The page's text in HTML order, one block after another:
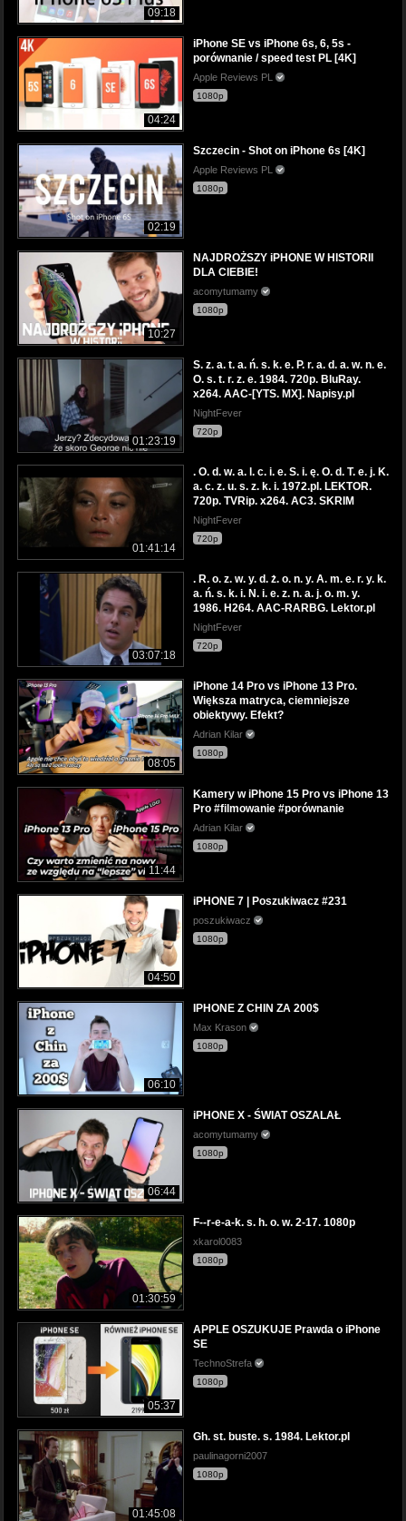
09:18
04:24
iPhone SE vs iPhone 6s, 6, 5s -
porównanie / speed test PL [4K]
Apple Reviews PL
1080p
02:19
Szczecin - Shot on iPhone 6s [4K]
Apple Reviews PL
1080p
10:27
NAJDROŻSZY iPHONE W HISTORII
DLA CIEBIE!
acomytumamy
1080p
01:23:19
S. z. a. t. a. ń. s. k. e. P. r. a. d. a. w. n. e.
O. s. t. r. z. e. 1984. 720p. BluRay.
x264. AAC-[YTS. MX]. Napisy.pl
NightFever
720p
01:41:14
. O. d. w. a. l. c. i. e. S. i. ę. O. d. T. e. j. K.
a. c. z. u. s. z. k. i. 1972.pl. LEKTOR.
720p. TVRip. x264. AC3. SKRIM
NightFever
720p
03:07:18
. R. o. z. w. y. d. ż. o. n. y. A. m. e. r. y. k.
a. ń. s. k. i. N. i. e. z. n. a. j. o. m. y.
1986. H264. AAC-RARBG. Lektor.pl
NightFever
720p
08:05
iPhone 14 Pro vs iPhone 13 Pro.
Większa matryca, ciemniejsze
obiektywy. Efekt?
Adrian Kilar
1080p
11:44
Kamery w iPhone 15 Pro vs iPhone 13
Pro #filmowanie #porównanie
Adrian Kilar
1080p
04:50
iPHONE 7 | Poszukiwacz #231
poszukiwacz
1080p
06:10
IPHONE Z CHIN ZA 200$
Max Krason
1080p
06:44
iPHONE X - ŚWIAT OSZALAŁ
acomytumamy
1080p
01:30:59
F--r-e-a-k. s. h. o. w. 2-17. 1080p
xkarol0083
1080p
05:37
APPLE OSZUKUJE Prawda o iPhone
SE
TechnoStrefa
1080p
01:45:08
Gh. st. buste. s. 1984. Lektor.pl
paulinagorni2007
1080p